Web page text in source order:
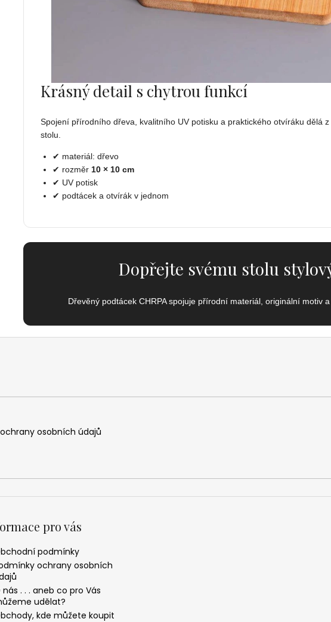
Krásný detail s chytrou funkcí
Spojení přírodního dřeva, kvalitního UV potisku a praktického otvíráku dělá
stolu.
✔ materiál: dřevo
✔ rozměr 10 × 10 cm
✔ UV potisk
✔ podtácek a otvírák v jednom
Dopřejte svému stolu
Dřevěný podtácek CHRPA spojuje přírodní materiál, originální motiv
osobních údajů
pro vás
podmínky
ochrany osobních
nás . . . aneb co pro Vás
udělat?
kde můžete koupit